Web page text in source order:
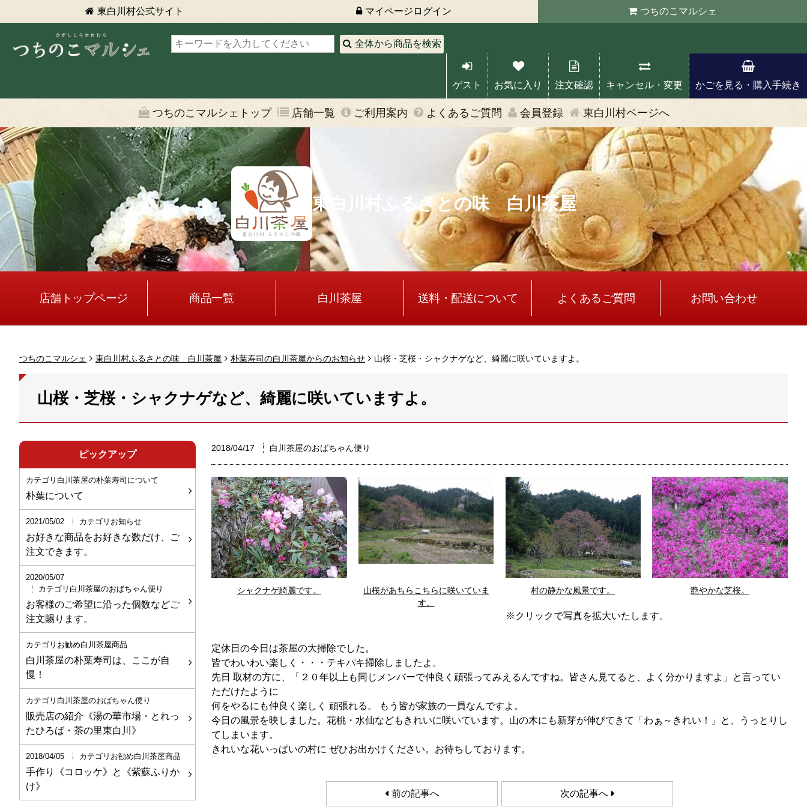
東白川村公式サイト マイページ ログイン つちのこ マルシェ
全体から商品を検索
ゲスト お気に入り 注文確認 キャンセル・変更 かごを見る・購入手続き
つちのこマルシェトップ 店舗一覧 ご利用案内 よくあるご質問 会員登録 東白川村ページへ
東白川村ふるさとの味 白川茶屋
店舗トップページ 商品一覧 白川茶屋 送料・配送について よくあるご質問 お問い合わせ
つちのこマルシェ 東白川村ふるさとの味 白川茶屋 朴葉寿司の白川茶屋からのお知らせ 山桜・芝桜・シャクナゲなど、綺麗に咲いていますよ。
山桜・芝桜・シャクナゲなど、綺麗に咲いていますよ。
2018/04/17 白川茶屋のおばちゃん便り
シャクナゲ綺麗です。
山桜があちらこちらに咲いていま
す。
村の静かな風景です。 艶やかな芝桜。
※クリックで写真を拡大いたします。
定休日の今日は茶屋の大掃除でした。
皆でわいわい楽しく・・・テキパキ掃除しましたよ。
先日 取材の方に、「２０年以上も同じメンバーで仲良く頑張ってみえるんですね。皆さん見てると、よく分かりますよ」と言ってい
ただけたように
何をやるにも仲良く楽しく 頑張れる。 もう皆が家族の一員なんですよ。
今日の風景を映しました。花桃・水仙などもきれいに咲いています。山の木にも新芽が伸びてきて「わぁ～きれい！」と、うっとりし
てしまいます。
きれいな花いっぱいの村に ぜひお出かけください。お待ちしております。
前の記事へ 次の記事へ
ピックアップ
カテゴリ白川茶屋の朴葉寿司について
朴葉について
2021/05/02 カテゴリお知らせ
お好きな商品をお好きな数だけ、ご
注文できます。
2020/05/07
カテゴリ白川茶屋のおばちゃん便り
お客様のご希望に沿った個数などご
注文賜ります。
カテゴリお勧め白川茶屋商品
白川茶屋の朴葉寿司は、ここが自
慢！
カテゴリ白川茶屋のおばちゃん便り
販売店の紹介《湯の華市場・とれっ
たひろば・茶の里東白川》
2018/04/05 カテゴリお勧め白川茶屋商品
手作り《コロッケ》と《紫蘇ふりか
け》